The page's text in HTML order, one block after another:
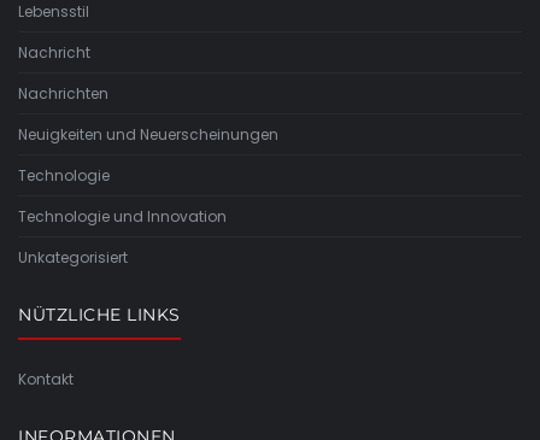
Lebensstil
Nachricht
Nachrichten
Neuigkeiten und Neuerscheinungen
Technologie
Technologie und Innovation
Unkategorisiert
NÜTZLICHE LINKS
Kontakt